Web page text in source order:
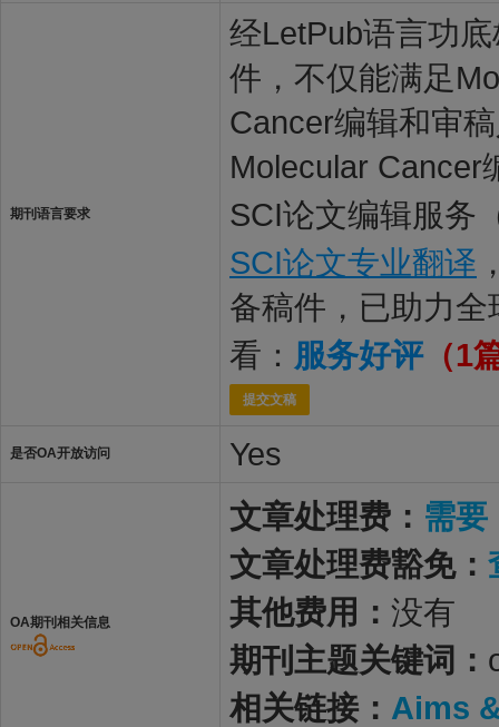
期刊语言要求
经LetPub语言功
件，不仅能满足
Cancer编辑和审
Molecular Cancer
SCI论文编辑服务
SCI论文专业翻译
备稿件，已助力
看： 服务好评（1
提交文稿
是否OA开放访问 Yes
OA期刊相关信息
文章处理费： 需要
文章处理费豁免：
其他费用： 没有
期刊主题关键词：
相关链接： Aims